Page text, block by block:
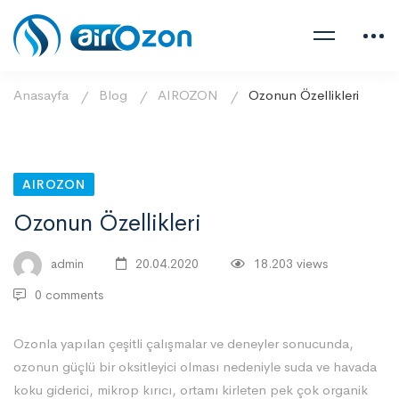
Anasayfa Blog AIROZON Ozonun Özellikleri
AIROZON
Ozonun Özellikleri
admin 20.04.2020
18.203 views
0 comments
Ozonla yapılan çeşitli çalışmalar ve deneyler sonucunda,
ozonun güçlü bir oksitleyici olması nedeniyle suda ve havada
koku giderici, mikrop kırıcı, ortamı kirleten pek çok organik